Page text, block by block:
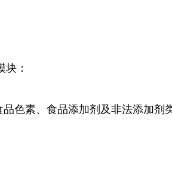
块：
色素、食品添加剂及非法添加剂